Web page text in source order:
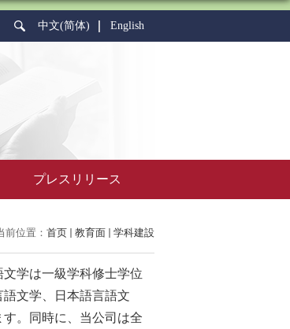
中文(简体)
English
プレスリリース
前位置： 首页 教育面 学科建設
学は一級学科修士学位
文学、日本語言語文
。同時に、当公司は全